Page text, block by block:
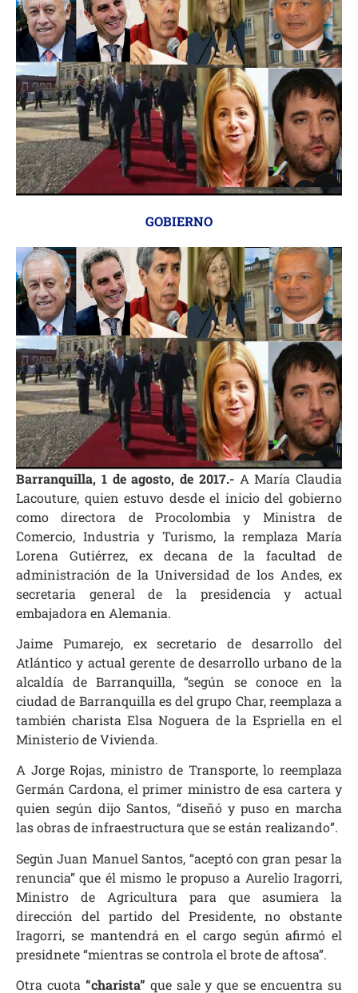
GOBIERNO
Barranquilla, 1 de agosto, de 2017.-A María Claudia
Lacouture, quien estuvo desde el inicio del gobierno
como directora de Procolombia y Ministra de
Comercio, Industria y Turismo, la remplaza María
Lorena Gutiérrez, ex decana de la facultad de
administración de la Universidad de los Andes, ex
secretaria general de la presidencia y actual
embajadora en Alemania.
Jaime Pumarejo, ex secretario de desarrollo del
Atlántico y actual gerente de desarrollo urbano de la
alcaldía de Barranquilla, “según se conoce en la
ciudad de Barranquilla es del grupo Char, reemplaza a
también charista Elsa Noguera de la Espriella en el
Ministerio de Vivienda.
A Jorge Rojas, ministro de Transporte, lo reemplaza
Germán Cardona, el primer ministro de esa cartera y
quien según dijo Santos, “diseñó y puso en marcha
las obras de infraestructura que se están realizando”.
Según Juan Manuel Santos, “aceptó con gran pesar la
renuncia” que él mismo le propuso a Aurelio Iragorri,
Ministro de Agricultura para que asumiera la
dirección del partido del Presidente, no obstante
Iragorri, se mantendrá en el cargo según afirmó el
presidnete “mientras se controla el brote de aftosa”.
Otra cuota“charista” que sale y que se encuentra su